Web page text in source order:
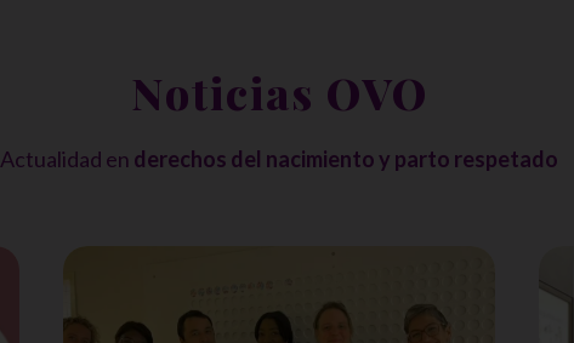
Noticias OVO
Actualidad en derechos del nacimiento y parto respetado